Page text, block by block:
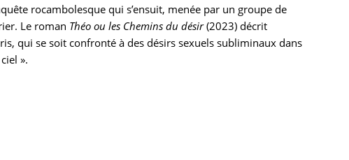
rocambolesque qui s’ensuit, menée par un groupe de
Le roman Théo ou les Chemins du désir(2023) décrit
qui se soit confronté à des désirs sexuels subliminaux dans
».